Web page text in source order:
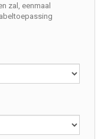
zal, eenmaal